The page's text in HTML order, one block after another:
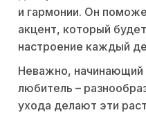
и гармонии. Он
акцент, который
настроение каждый
Неважно, начинающий
любитель –
ухода делают эти